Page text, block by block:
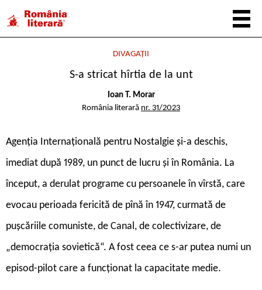
DIVAGAȚII
S-a stricat hîrtia de la unt
Ioan T. Morar
România literară nr. 31/2023
Agenția Internațională pentru Nostalgie și-a deschis,
imediat după 1989, un punct de lucru și în România. La
început, a derulat programe cu persoanele în vîrstă, care
evocau perioada fericită de pînă în 1947, curmată de
pușcăriile comuniste, de Canal, de colectivizare, de
„democrația sovietică“. A fost ceea ce s-ar putea numi un
episod-pilot care a funcționat la capacitate medie.